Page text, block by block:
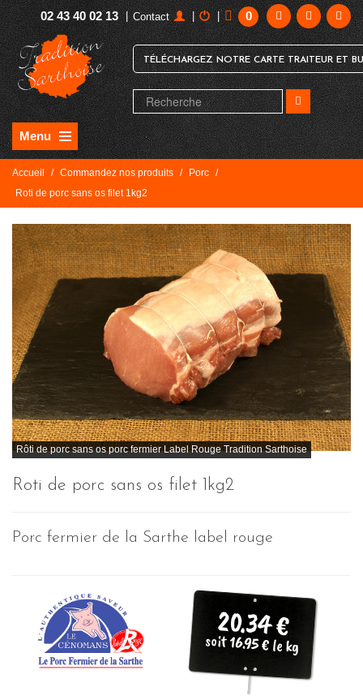
02 43 40 02 13 | Contact | | 0
TÉLÉCHARGEZ NOTRE CARTE TRAITEUR ET
Menu
Accueil / Commandez nos produits / Porc /
Roti de porc sans os filet 1kg2
Rôti de porc sans os porc fermier Label Rouge Tradition Sarthoise
Roti de porc sans os filet 1kg2
Porc fermier de la Sarthe label rouge
20.34 €
soit 16.95 € le kg